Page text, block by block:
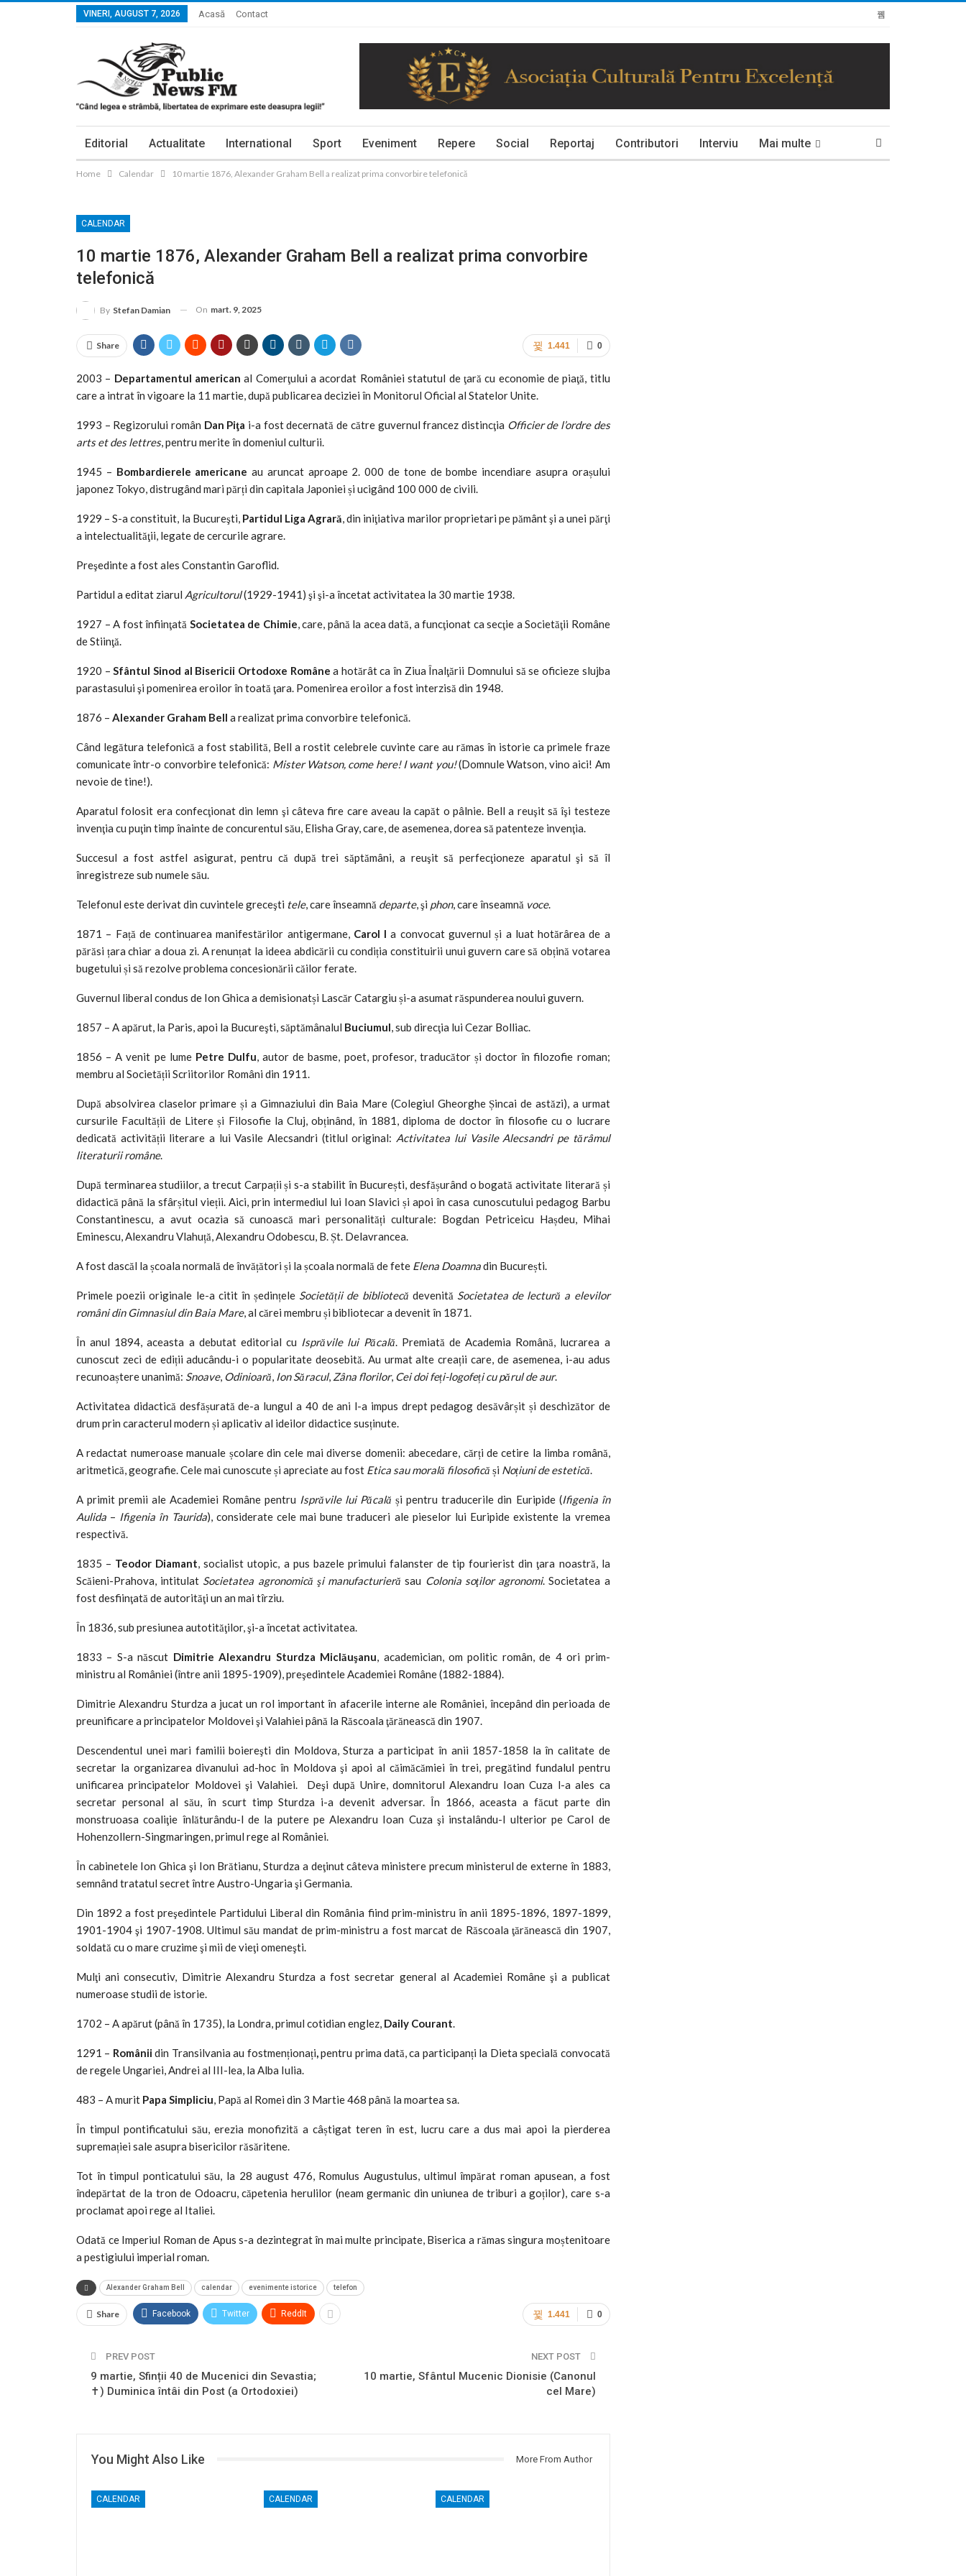
VINERI, AUGUST 7, 2026 Acasă Contact
Editorial Actualitate International Sport Eveniment Repere Social Reportaj Contributori Interviu Mai multe
Home Calendar 10 martie 1876, Alexander Graham Bell a realizat prima convorbire telefonică
CALENDAR
10 martie 1876, Alexander Graham Bell a realizat prima convorbire
telefonică
By Stefan Damian On mart. 9, 2025
0
1.441
Share
2003 – Departamentul american al Comerţului a acordat României statutul de ţară cu economie de piaţă, titlu
care a intrat în vigoare la 11 martie, după publicarea deciziei în Monitorul Oficial al Statelor Unite.
1993 – Regizorului român Dan Piţa i-a fost decernată de către guvernul francez distincţia Officier de l’ordre des
arts et des lettres, pentru merite în domeniul culturii.
1945 – Bombardierele americane au aruncat aproape 2. 000 de tone de bombe incendiare asupra orașului
japonez Tokyo, distrugând mari părți din capitala Japoniei și ucigând 100 000 de civili.
1929 – S-a constituit, la Bucureşti, Partidul Liga Agrară, din iniţiativa marilor proprietari pe pământ şi a unei părţi
a intelectualităţii, legate de cercurile agrare.
Preşedinte a fost ales Constantin Garoflid.
Partidul a editat ziarul Agricultorul(1929-1941) şi şi-a încetat activitatea la 30 martie 1938.
1927 – A fost înfiinţată Societatea de Chimie, care, până la acea dată, a funcţionat ca secţie a Societăţii Române
de Stiinţă.
1920 –Sfântul Sinod al Bisericii Ortodoxe Române a hotărât ca în Ziua Înalţării Domnului să se oficieze slujba
parastasului şi pomenirea eroilor în toată ţara. Pomenirea eroilor a fost interzisă din 1948.
1876 – Alexander Graham Bell a realizat prima convorbire telefonică.
Când legătura telefonică a fost stabilită, Bell a rostit celebrele cuvinte care au rămas în istorie ca primele fraze
comunicate într-o convorbire telefonică: Mister Watson, come here! I want you!(Domnule Watson, vino aici! Am
nevoie de tine!).
Aparatul folosit era confecţionat din lemn şi câteva fire care aveau la capăt o pâlnie. Bell a reuşit să îşi testeze
invenţia cu puţin timp înainte de concurentul său, Elisha Gray, care, de asemenea, dorea să patenteze invenţia.
Succesul a fost astfel asigurat, pentru că după trei săptămâni, a reuşit să perfecţioneze aparatul şi să îl
înregistreze sub numele său.
Telefonul este derivat din cuvintele greceşti tele, care înseamnă departe, şi phon, care înseamnă voce.
1871 – Față de continuarea manifestărilor antigermane, Carol Ia convocat guvernul și a luat hotărârea de a
părăsi țara chiar a doua zi. A renunțat la ideea abdicării cu condiția constituirii unui guvern care să obțină votarea
bugetului și să rezolve problema concesionării căilor ferate.
Guvernul liberal condus de Ion Ghica a demisionatși Lascăr Catargiu și-a asumat răspunderea noului guvern.
1857 – A apărut, la Paris, apoi la Bucureşti, săptămânalul Buciumul, sub direcţia lui Cezar Bolliac.
1856 – A venit pe lume Petre Dulfu, autor de basme, poet, profesor, traducător și doctor în filozofie roman;
membru al Societății Scriitorilor Români din 1911.
După absolvirea claselor primare și a Gimnaziului din Baia Mare (Colegiul Gheorghe Șincai de astăzi), a urmat
cursurile Facultății de Litere și Filosofie la Cluj, obținând, în 1881, diploma de doctor în filosofie cu o lucrare
dedicată activității literare a lui Vasile Alecsandri (titlul original: Activitatea lui Vasile Alecsandri pe tărâmul
literaturii române.
După terminarea studiilor, a trecut Carpații și s-a stabilit în București, desfășurând o bogată activitate literară și
didactică până la sfârșitul vieții. Aici, prin intermediul lui Ioan Slavici și apoi în casa cunoscutului pedagog Barbu
Constantinescu, a avut ocazia să cunoască mari personalități culturale: Bogdan Petriceicu Hașdeu, Mihai
Eminescu, Alexandru Vlahuță, Alexandru Odobescu, B. Șt. Delavrancea.
A fost dascăl la școala normală de învățători și la școala normală de fete Elena Doamnadin București.
Primele poezii originale le-a citit în ședințele Societății de bibliotecă devenită Societatea de lectură a elevilor
români din Gimnasiul din Baia Mare, al cărei membru și bibliotecar a devenit în 1871.
În anul 1894, aceasta a debutat editorial cu Isprăvile lui Păcală. Premiată de Academia Română, lucrarea a
cunoscut zeci de ediții aducându-i o popularitate deosebită. Au urmat alte creații care, de asemenea, i-au adus
recunoaștere unanimă: Snoave, Odinioară, Ion Săracul, Zâna florilor, Cei doi feți-logofeți cu părul de aur.
Activitatea didactică desfășurată de-a lungul a 40 de ani l-a impus drept pedagog desăvârșit și deschizător de
drum prin caracterul modern și aplicativ al ideilor didactice susținute.
A redactat numeroase manuale școlare din cele mai diverse domenii: abecedare, cărți de cetire la limba română,
aritmetică, geografie. Cele mai cunoscute și apreciate au fost Etica sau morală filosofică și Noțiuni de estetică.
A primit premii ale Academiei Române pentru Isprăvile lui Păcală și pentru traducerile din Euripide (Ifigenia în
Aulida – Ifigenia în Taurida), considerate cele mai bune traduceri ale pieselor lui Euripide existente la vremea
respectivă.
1835 – Teodor Diamant, socialist utopic, a pus bazele primului falanster de tip fourierist din ţara noastră, la
Scăieni-Prahova, intitulat Societatea agronomică şi manufacturieră sau Colonia soţilor agronomi. Societatea a
fost desfiinţată de autorităţi un an mai tîrziu.
În 1836, sub presiunea autotităţilor, şi-a încetat activitatea.
1833 – S-a născut Dimitrie Alexandru Sturdza Miclăuşanu, academician, om politic român, de 4 ori prim-
ministru al României (între anii 1895-1909), preşedintele Academiei Române (1882-1884).
Dimitrie Alexandru Sturdza a jucat un rol important în afacerile interne ale României, începând din perioada de
preunificare a principatelor Moldovei şi Valahiei până la Răscoala ţărănească din 1907.
Descendentul unei mari familii boiereşti din Moldova, Sturza a participat în anii 1857-1858 la în calitate de
secretar la organizarea divanului ad-hoc în Moldova şi apoi al căimăcămiei în trei, pregătind fundalul pentru
unificarea principatelor Moldovei şi Valahiei. Deşi după Unire, domnitorul Alexandru Ioan Cuza l-a ales ca
secretar personal al său, în scurt timp Sturdza i-a devenit adversar. În 1866, aceasta a făcut parte din
monstruoasa coaliţie înlăturându-l de la putere pe Alexandru Ioan Cuza şi instalându-l ulterior pe Carol de
Hohenzollern-Singmaringen, primul rege al României.
În cabinetele Ion Ghica şi Ion Brătianu, Sturdza a deţinut câteva ministere precum ministerul de externe în 1883,
semnând tratatul secret între Austro-Ungaria şi Germania.
Din 1892 a fost preşedintele Partidului Liberal din România fiind prim-ministru în anii 1895-1896, 1897-1899,
1901-1904 şi 1907-1908. Ultimul său mandat de prim-ministru a fost marcat de Răscoala ţărănească din 1907,
soldată cu o mare cruzime şi mii de vieţi omeneşti.
Mulţi ani consecutiv, Dimitrie Alexandru Sturdza a fost secretar general al Academiei Române şi a publicat
numeroase studii de istorie.
1702 – A apărut (până în 1735), la Londra, primul cotidian englez, Daily Courant.
1291 – Româniidin Transilvania au fostmenționați,pentru prima dată, ca participanți la Dieta specială convocată
de regele Ungariei, Andrei al III-lea, la Alba Iulia.
483 – A murit Papa Simpliciu, Papă al Romei din 3 Martie 468 până la moartea sa.
În timpul pontificatului său, erezia monofizită a câștigat teren în est, lucru care a dus mai apoi la pierderea
supremației sale asupra bisericilor răsăritene.
Tot în timpul ponticatului său, la 28 august 476, Romulus Augustulus, ultimul împărat roman apusean, a fost
îndepărtat de la tron de Odoacru, căpetenia herulilor (neam germanic din uniunea de triburi a goților), care s-a
proclamat apoi rege al Italiei.
Odată ce Imperiul Roman de Apus s-a dezintegrat în mai multe principate, Biserica a rămas singura moștenitoare
a pestigiului imperial roman.
Alexander Graham Bell calendar evenimente istorice telefon
0
1.441
Share Facebook Twitter ReddIt
PREV POST
9 martie, Sfinții 40 de Mucenici din Sevastia;
✝) Duminica întâi din Post (a Ortodoxiei)
NEXT POST
10 martie, Sfântul Mucenic Dionisie (Canonul
cel Mare)
You Might Also Like More From Author
CALENDAR CALENDAR CALENDAR